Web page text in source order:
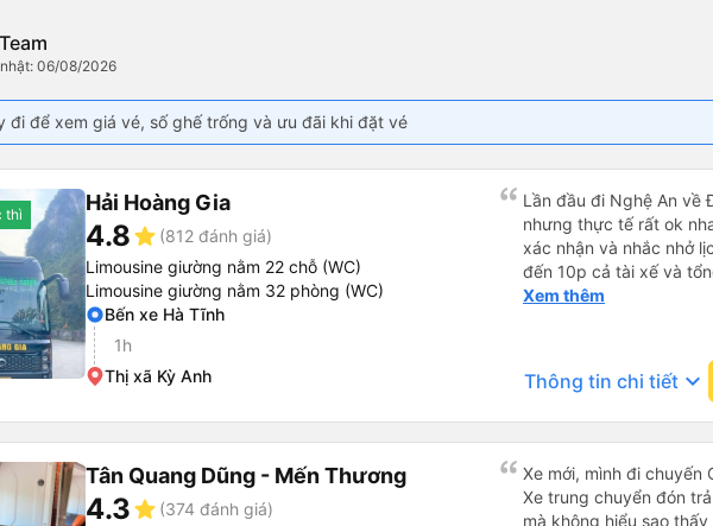
06/08/2026
đi để xem giá vé, số ghế trống và ưu đãi khi đặt vé
thì Hải Hoàng Gia
4.8star (812 đánh giá)
Limousine giường nằm 22 chỗ (WC)
Limousine giường nằm 32 phòng (WC)
Bến xe Hà Tĩnh
1h
Thị xã Kỳ Anh
Lần đầu đi Nghệ An về
nhưng thực tế rất ok nha. Nhà xe thân thiện, tổng đài
xác nhận và nhắc nhở
đến 10p cả tài xế và
số xe và số điện thoại
đến ĐN sớm gần 1 tiếng so
sau có nhu cầu sẽ chọn
Xem thêm
Thông tin chi tiết keyboard_arrow_down
Tân Quang Dũng - Mến Thương
4.3star (374 đánh giá)
Xe mới, mình đi chuyến
Xe trung chuyển đón
mà không hiểu sao